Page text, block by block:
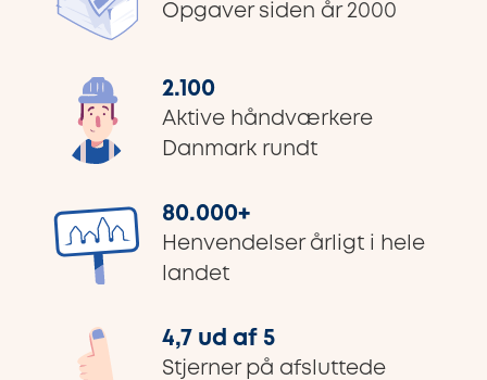
Opgaver siden år 2000
2.100
Aktive håndværkere
Danmark rundt
80.000+
Henvendelser årligt i hele
landet
4,7 ud af 5
Stjerner på afsluttede